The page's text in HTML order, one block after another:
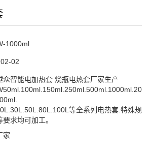
1000ml
02
众智能电加热套 烧瓶电热套厂家生产
等全系列电热套.特殊规格
要求均可加工。
家